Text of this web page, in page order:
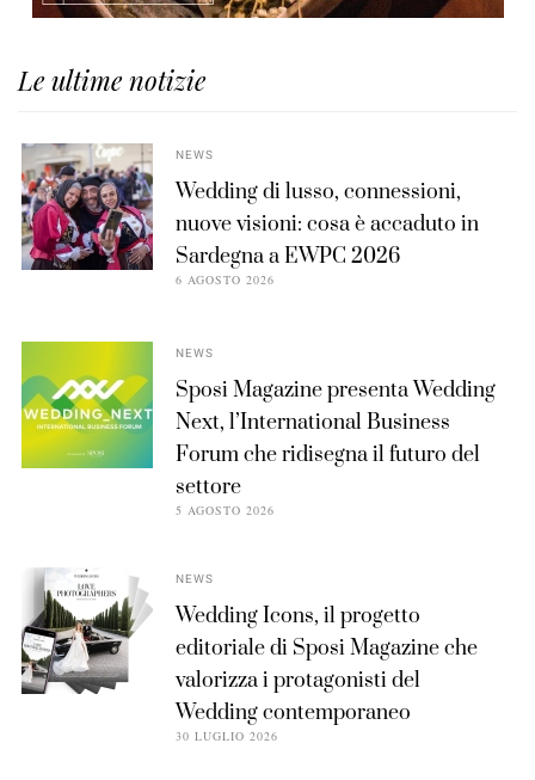
Le ultime notizie
NEWS
Wedding di lusso, connessioni,
nuove visioni: cosa è accaduto in
Sardegna a EWPC 2026
6 AGOSTO 2026
NEWS
Sposi Magazine presenta Wedding
Next, l’International Business
Forum che ridisegna il futuro del
settore
5 AGOSTO 2026
NEWS
Wedding Icons, il progetto
editoriale di Sposi Magazine che
valorizza i protagonisti del
Wedding contemporaneo
30 LUGLIO 2026